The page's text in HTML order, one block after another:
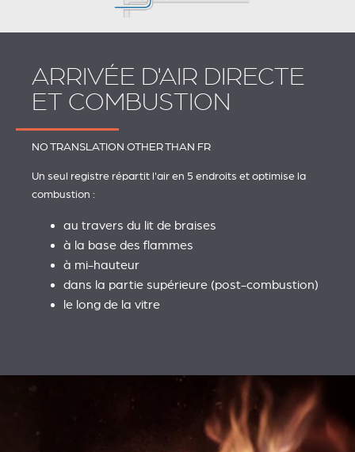
ARRIVÉE D'AIR DIRECTE
ET COMBUSTION
​NO TRANSLATION OTHER THAN FR
Un seul registre répartit l'air en 5 endroits et optimise la
combustion :
au travers du lit de braises
à la base des flammes
à mi-hauteur
dans la partie supérieure (post-combustion)
le long de la vitre